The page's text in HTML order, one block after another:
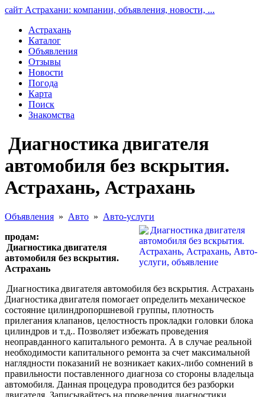
сайт Астрахани: компании, объявления, новости, ...
Астрахань
Каталог
Объявления
Отзывы
Новости
Погода
Карта
Поиск
Знакомства
Диагностика двигателя
автомобиля без вскрытия.
Астрахань, Астрахань
Объявления » Авто » Авто-услуги
продам:
Диагностика двигателя
автомобиля без вскрытия.
Астрахань
Диагностика двигателя автомобиля без вскрытия. Астрахань
Диагностика двигателя помогает определить механическое
состояние цилиндропоршневой группы, плотность
прилегания клапанов, целостность прокладки головки блока
цилиндров и т.д.. Позволяет избежать проведения
неоправданного капитального ремонта. А в случае реальной
необходимости капитального ремонта за счет максимальной
наглядности показаний не возникает каких-либо сомнений в
правильности поставленного диагноза со стороны владельца
автомобиля. Данная процедура проводится без разборки
двигателя. Записывайтесь на проведения диагностики